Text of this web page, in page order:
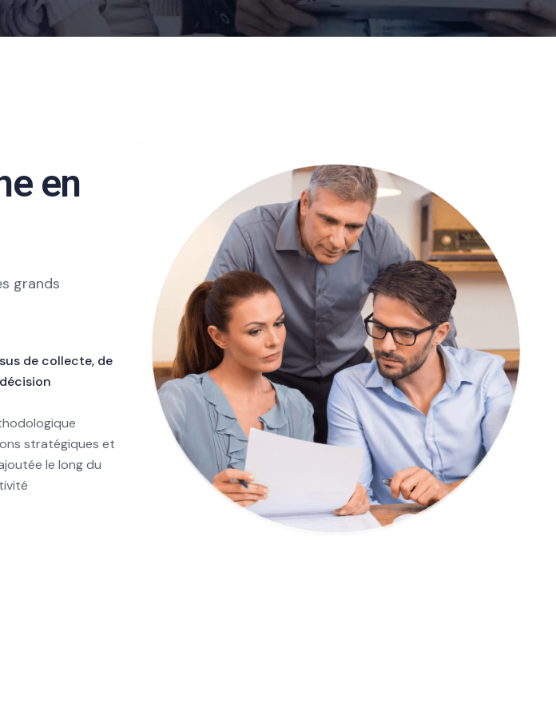
en
grands
de collecte, de
stratégiques et
le long du